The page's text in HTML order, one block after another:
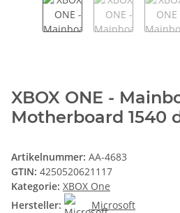
XBOX ONE -
Motherboard 1540
Artikelnummer: AA-4683
GTIN: 4250520621117
Kategorie: XBOX One
Hersteller:
Microsoft